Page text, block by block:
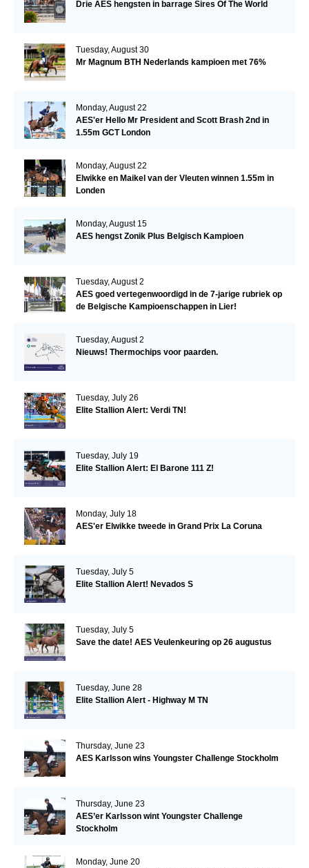
Drie AES hengsten in barrage Sires Of The World
Tuesday, August 30
Mr Magnum BTH Nederlands kampioen met 76%
Monday, August 22
AES'er Hello Mr President and Scott Brash 2nd in
1.55m GCT London
Monday, August 22
Elwikke en Maikel van der Vleuten winnen 1.55m in
Londen
Monday, August 15
AES hengst Zonik Plus Belgisch Kampioen
Tuesday, August 2
AES goed vertegenwoordigd in de 7-jarige rubriek op
de Belgische Kampioenschappen in Lier!
Tuesday, August 2
Nieuws! Thermochips voor paarden.
Tuesday, July 26
Elite Stallion Alert: Verdi TN!
Tuesday, July 19
Elite Stallion Alert: El Barone 111 Z!
Monday, July 18
AES'er Elwikke tweede in Grand Prix La Coruna
Tuesday, July 5
Elite Stallion Alert! Nevados S
Tuesday, July 5
Save the date! AES Veulenkeuring op 26 augustus
Tuesday, June 28
Elite Stallion Alert - Highway M TN
Thursday, June 23
AES Karlsson wins Youngster Challenge Stockholm
Thursday, June 23
AES’er Karlsson wint Youngster Challenge
Stockholm
Monday, June 20